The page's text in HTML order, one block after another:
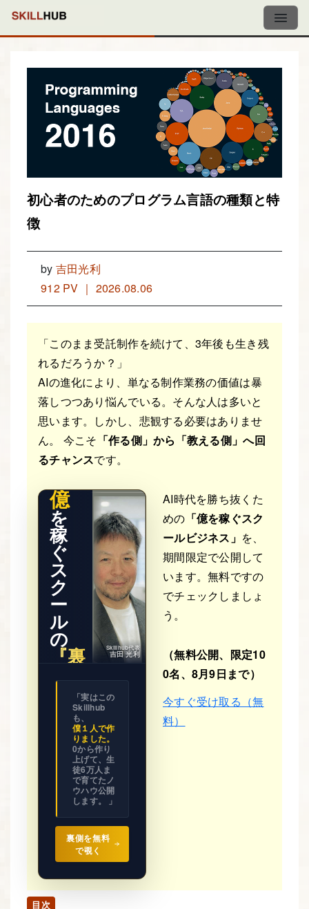
初心者のためのプログラム言語の種類と特
徴
by 吉田光利
912 PV ｜ 2026.08.06
「このまま受託制作を続けて、3年後も生き残
れるだろうか？」
AIの進化により、単なる制作業務の価値は暴
落しつつあり悩んでいる。そんな人は多いと
思います。しかし、悲観する必要はありませ
ん。 今こそ 「作る側」から「教える側」へ回
るチャンスです。
AL STO
億
を
稼
ぐ
ス
ク
ー
ル
の
『裏
※ 期間限
ビジネス
の設計図
全て見せ
Skillhub代表
吉田 光利
「実はこの
Skillhub
も、
僕１人で作
りました。
0から作り
上げて、生
徒6万人ま
で育てたノ
ウハウ公開
します。 」
裏側を無料
で覗く
AI時代を勝ち抜くた
めの 「億を稼ぐスク
ールビジネス」 を、
期間限定で公開して
います。無料ですの
でチェックしましょ
う。
（無料公開、限定10
0名、8月9日まで）
今すぐ受け取る（無
料）